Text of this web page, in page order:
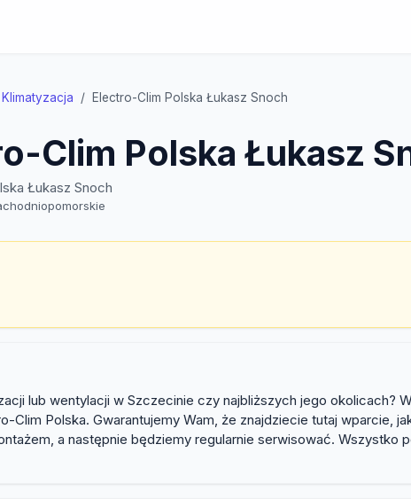
Klimatyzacja Electro-Clim Polska Łukasz Snoch
Clim Polska Łukasz
Łukasz Snoch
lub wentylacji w Szczecinie czy najbliższych jego okolicach?
Clim Polska. Gwarantujemy Wam, że znajdziecie tutaj
a następnie będziemy regularnie serwisować.